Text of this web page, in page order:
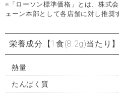
※「ローソン標準価格」とは、株式
ェーン本部として各店舗に対し推奨
栄養成分 【1食(8.2g)当たり】
熱量
たんぱく質